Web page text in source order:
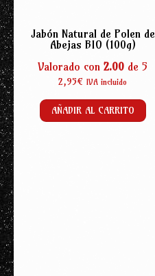
Jabón Natural de Polen de
Abejas BIO (100g)
Valorado con2.00 de 5
2,95€ IVA incluido
AÑADIR AL CARRITO